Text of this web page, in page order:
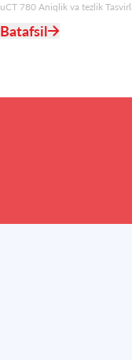
uCT 780 Aniqlik va tezlik
Batafsil